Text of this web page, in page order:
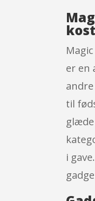
er en
til
glæde
i